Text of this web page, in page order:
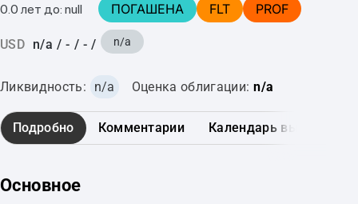
0.0 лет до: null ПОГАШЕНА FLT PROF
USD n/a / - / - / n/a
Ликвидность: n/a Оценка облигации: n/a
Подробно Комментарии Календарь выплат
Основное